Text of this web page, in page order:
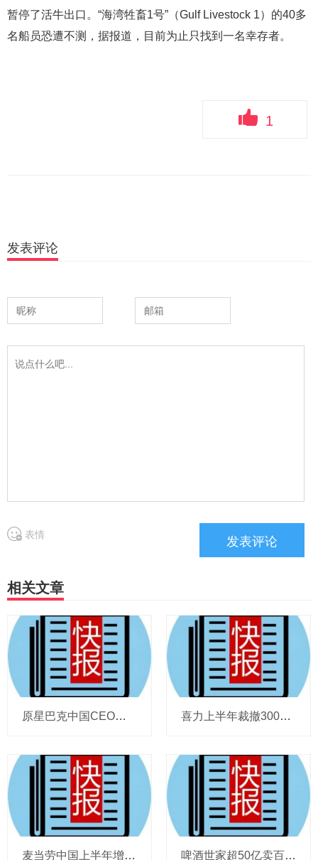
暂停了活牛出口。“海湾牲畜1号”（Gulf Livestock 1）的40多
名船员恐遭不测，据报道，目前为止只找到一名幸存者。
1
发表评论
表情
相关文章
原星巴克中国CEO蔡德粦掌舵恒隆，百胜中国完成必胜客内地所有权收购，泸溪河迎来反转，帝亚吉欧裁减岗位计划发布，秋天第一杯奶茶爆单 喜力上半年裁撤3000岗位，太古可口可乐总裁说饮料品类增长态势良好，华润饮料下半年要打三场关键战役，帝亚吉欧新帅努力应对白酒市场影响
麦当劳中国上半年增至8114家，达能CEO称现阶段更具进攻性，“小酒馆”海伦司盈警，现代牧业完成收购中国圣牧股权，茶颜悦色合肥首店开业 啤酒世家超50亿卖百威集团股份，宗庆后之子任新公司董事长，FIVE GUYS明年重点加密北京，三只松鼠华南总部入驻佛山，达能完成阿根廷合资